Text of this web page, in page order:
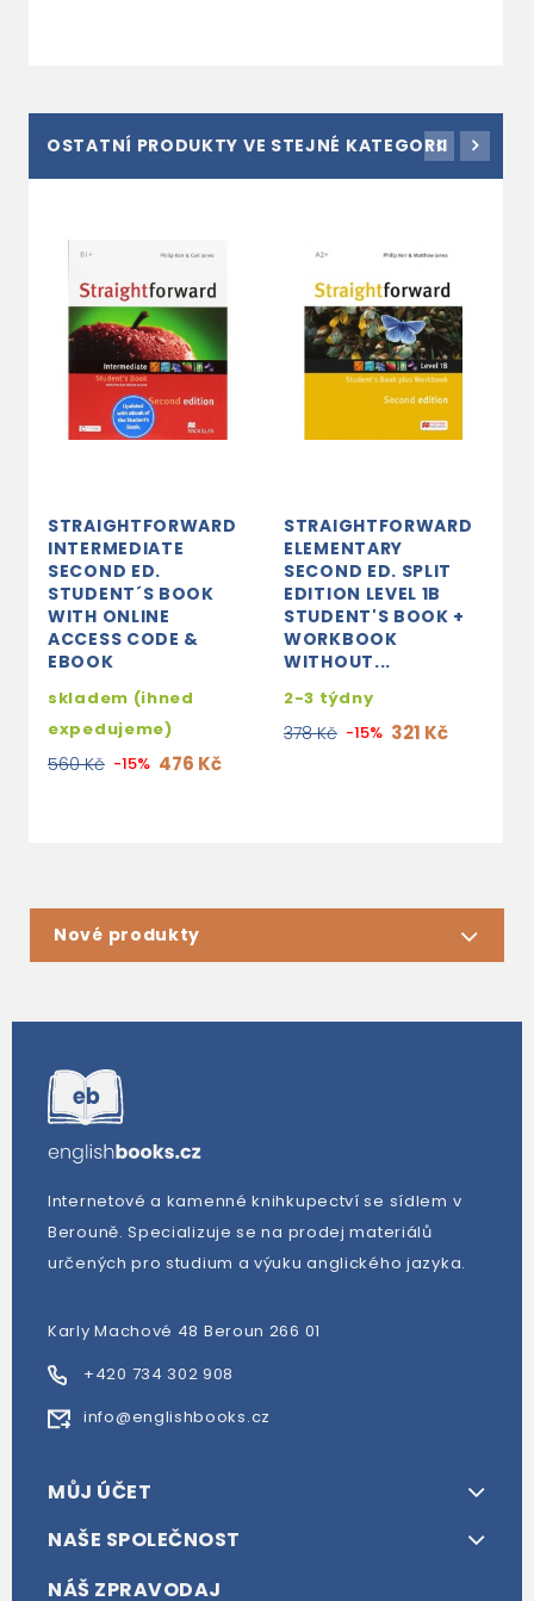
OSTATNÍ PRODUKTY VE STEJNÉ KATEGORII
STRAIGHTFORWARD
INTERMEDIATE
SECOND ED.
STUDENT´S BOOK
WITH ONLINE
ACCESS CODE &
EBOOK
skladem (ihned
expedujeme)
560 Kč -15% 476 Kč
STRAIGHTFORWARD
ELEMENTARY
SECOND ED. SPLIT
EDITION LEVEL 1B
STUDENT'S BOOK +
WORKBOOK
WITHOUT...
2-3 týdny
378 Kč -15% 321 Kč
Nové produkty
Internetové a kamenné knihkupectví se sídlem v
Berouně. Specializuje se na prodej materiálů
určených pro studium a výuku anglického jazyka.
Karly Machové 48 Beroun 266 01
+420 734 302 908
info@englishbooks.cz
MŮJ ÚČET
NAŠE SPOLEČNOST
NÁŠ ZPRAVODAJ